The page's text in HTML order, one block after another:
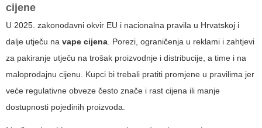
cijene
U 2025. zakonodavni okvir EU i nacionalna pravila u Hrvatskoj i
dalje utječu na vape cijena . Porezi, ograničenja u reklami i zahtjevi
za pakiranje utječu na trošak proizvodnje i distribucije, a time i na
maloprodajnu cijenu. Kupci bi trebali pratiti promjene u pravilima jer
veće regulativne obveze često znače i rast cijena ili manje
dostupnosti pojedinih proizvoda.